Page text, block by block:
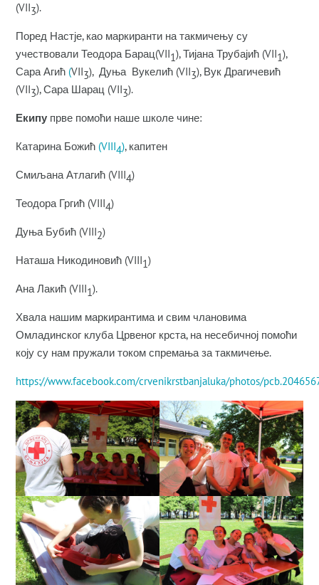
(VII3).
Поред Настје, као маркиранти на такмичењу су
учествовали Теодора Барац(VII1), Тијана Трубајић (VII1),
Сара Агић (VII3), Дуња Вукелић (VII3), Вук Драгичевић
(VII3), Сара Шарац (VII3).
Екипу прве помоћи наше школе чине:
Катарина Божић (VIII4), капитен
Смиљана Атлагић (VIII4)
Теодора Гргић (VIII4)
Дуња Бубић (VIII2)
Наташа Никодиновић (VIII1)
Ана Лакић (VIII1).
Хвала нашим маркирантима и свим члановима
Омладинског клуба Црвеног крста, на несебичној помоћи
коју су нам пружали током спремања за такмичење.
https://www.facebook.com/crvenikrstbanjaluka/photos/